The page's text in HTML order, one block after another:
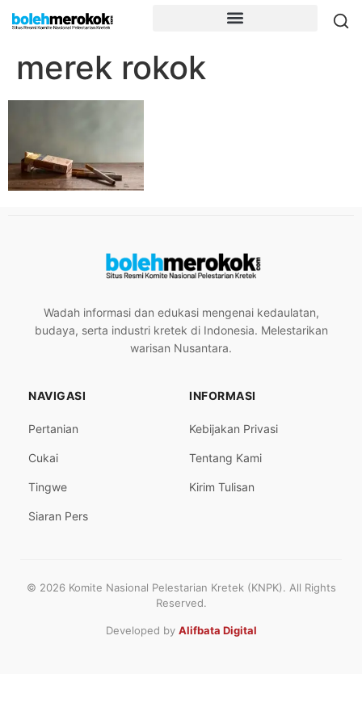
merek rokok
Wadah informasi dan edukasi mengenai kedaulatan,
budaya, serta industri kretek di Indonesia. Melestarikan
warisan Nusantara.
NAVIGASI
Pertanian
Cukai
Tingwe
Siaran Pers
INFORMASI
Kebijakan Privasi
Tentang Kami
Kirim Tulisan
© 2026 Komite Nasional Pelestarian Kretek (KNPK). All Rights
Reserved.
Developed by Alifbata Digital